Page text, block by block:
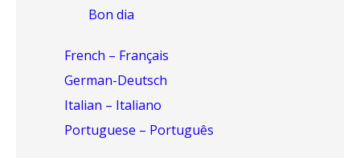
Bon dia
French – Français
German-Deutsch
Italian – Italiano
Portuguese – Português